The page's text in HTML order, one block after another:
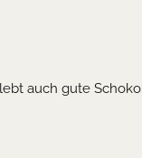
auch gute